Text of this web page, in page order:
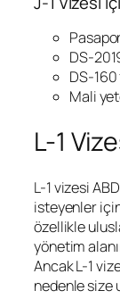
DS-
DS-
Mali
L-1
L-1 vizesi
isteyenler
özellikle
yönetim
Ancak L-1
nedenle size